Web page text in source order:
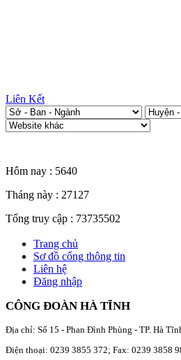
Liên Kết
Hôm nay : 5640
Tháng này : 27127
Tổng truy cập : 73735502
Trang chủ
Sơ đồ cổng thông tin
Liên hệ
Đăng nhập
CÔNG ĐOÀN HÀ TĨNH
Địa chỉ: Số 15 - Phan Đình Phùng - TP. Hà
Điện thoại: 0239 3855 372; Fax: 0239 3858